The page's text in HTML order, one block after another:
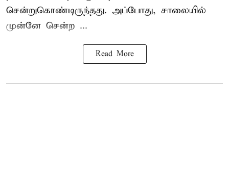
சென்றுகொண்டிருந்தது. அப்போது, சாலையில்
முன்னே சென்ற ...
Read More